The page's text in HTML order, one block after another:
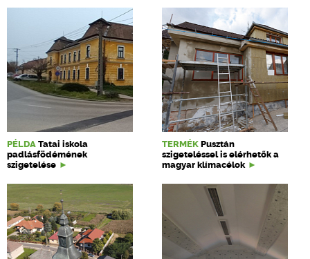
PÉLDA Tatai iskola
padlásfödémének
szigetelése
TERMÉK Pusztán
szigeteléssel is elérhetők a
magyar klímacélok